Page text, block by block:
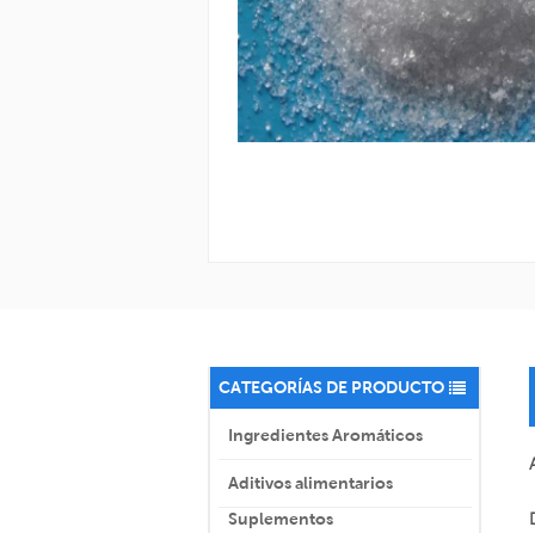
CATEGORÍAS DE PRODUCTO
Ingredientes Aromáticos
Aditivos alimentarios
Suplementos